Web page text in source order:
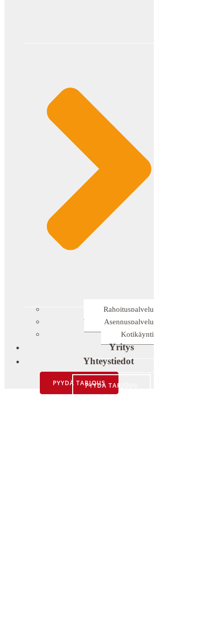
Rahoituspalvelu
Asennuspalvelu
Kotikäynti
Yritys
Yhteystiedot
PYYDÄ TARJOUSPYYDÄ TARJOUS